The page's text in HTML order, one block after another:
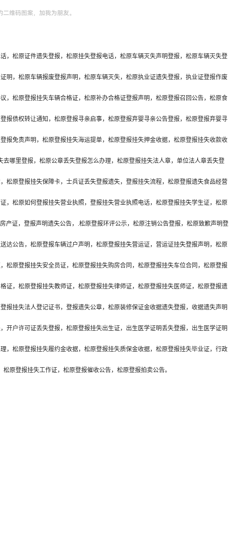
，松原证件遗失登报，松原挂失登报电话，松原车辆灭失声明登报，松原车辆灭失登
明，松原车辆报废登报声明，松原车辆灭失，松原执业证遗失登报，执业证登报作废
，松原登报挂失车辆合格证，松原补办合格证登报声明，松原登报召回公告，松原食
报债权转让通知，松原登报寻亲启事，松原登报弃婴寻亲公告登报，松原登报弃婴寻
报免责声明，松原登报挂失海运提单，松原登报挂失押金收据，松原登报挂失收款收
哪里登报，松原公章丢失登报怎么办理，松原登报挂失法人章，单位法人章丢失登
松原登报挂失保障卡，士兵证丢失登报遗失，登报挂失流程，松原登报遗失食品经营
，松原如何登报挂失营业执照，登报挂失营业执照电话，松原登报挂失学生证，松原
证，登报声明遗失公告，.松原登报环评公示，松原注销公告登报，松原致歉声明登
达公告，松原登报车辆过户声明，松原登报挂失营运证，营运证挂失登报声明，松原
松原登报挂失安全员证，松原登报挂失购房合同，松原登报挂失车位合同，松原登报
证，松原登报挂失教师证，松原登报挂失律师证，松原登报挂失医师证，松原登报遗
报挂失法人登记证书，登报遗失公章，松原装修保证金收据遗失登报，收据遗失声明
开户许可证丢失登报，松原登报挂失出生证，出生医学证明丢失登报，出生医学证明
，松原登报挂失履约金收据，松原登报挂失质保金收据，松原登报挂失毕业证，行政
原登报挂失工作证，松原登报催收公告，松原登报拍卖公告。